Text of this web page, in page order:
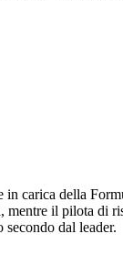
in carica della
il pilota di
dal leader.